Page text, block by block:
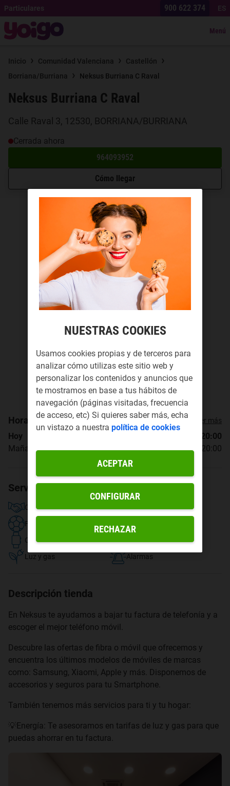
Particulares 900 622 374 ES
Menú
Inicio › Comunidad Valenciana › Castellón ›
Borriana/Burriana › Neksus Burriana C Raval
Neksus Burriana C Raval
Calle Raval 3, 12530, BORRIANA/BURRIANA
Cerrada ahora
964093952
Cómo llegar
Horario de apertura Ver más
Hoy
10:00 - 13:30, 17:00 - 20:00
Mañana
10:00 - 13:30, 17:00 - 20:00
Servicios disponibles
Contratar fibra y móvil
Fútbol
Compra de accesorios
Luz y gas
Alarmas
Descripción tienda
En Neksus te ayudamos a bajar tu factura de telefonía y a
escoger el mejor teléfono móvil.
Descubre las ofertas de fibra o móvil que ofrecemos y
encuentra los últimos modelos de móviles de marcas
como: Samsung, Xiaomi, Apple y más. Disponemos de
accesorios y seguros para tu Smartphone.
También tenemos más servicios para ti y tu hogar:
💡Energía: Te asesoramos en tarifas de luz y gas para que
puedas ahorrar en tu factura.
NUESTRAS COOKIES
Usamos cookies propias y de terceros para
analizar cómo utilizas este sitio web y
personalizar los contenidos y anuncios que
te mostramos en base a tus hábitos de
navegación (páginas visitadas, frecuencia
de acceso, etc) Si quieres saber más, echa
un vistazo a nuestra política de cookies
RECHAZAR
ACEPTAR
CONFIGURAR